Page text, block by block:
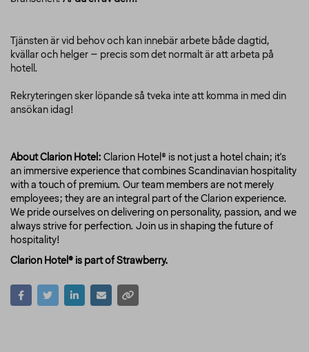
Tjänsten är vid behov och kan innebär arbete både dagtid,
kvällar och helger – precis som det normalt är att arbeta på
hotell.
Rekryteringen sker löpande så tveka inte att komma in med din
ansökan idag!
About Clarion Hotel: Clarion Hotel® is not just a hotel chain; it's
an immersive experience that combines Scandinavian hospitality
with a touch of premium. Our team members are not merely
employees; they are an integral part of the Clarion experience.
We pride ourselves on delivering on personality, passion, and we
always strive for perfection. Join us in shaping the future of
hospitality!
Clarion Hotel® is part of Strawberry.